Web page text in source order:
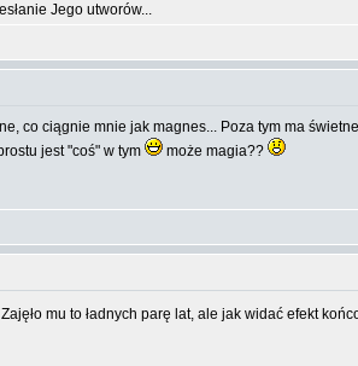
Jego utworów...
co ciągnie mnie jak magnes... Poza tym ma
jest "coś" w tym
może magia??
mu to ładnych parę lat, ale jak widać efekt